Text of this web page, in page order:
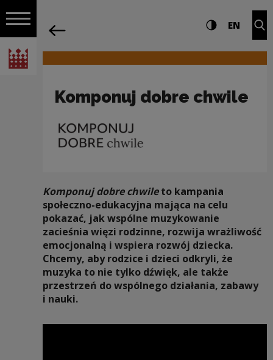
Włącz nawigację
Narodowe Centrum Kultury
Nawigacja Ustawienia i Wysoki
EN
Komponuj dobre chwile
Komponuj dobre chwileto kampania
społeczno-edukacyjna mająca na celu
pokazać, jak wspólne muzykowanie
zacieśnia więzi rodzinne, rozwija wrażliwość
emocjonalną i wspiera rozwój dziecka.
Chcemy, aby rodzice i dzieci odkryli, że
muzyka to nie tylko dźwięk, ale także
przestrzeń do wspólnego działania, zabawy
i nauki.